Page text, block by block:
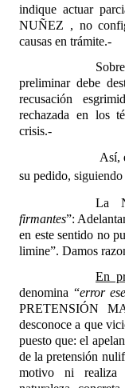
indique actuar
NUÑEZ , no
causas en trámite.-
preliminar debe
recusación
rechazada en los
crisis.-
Así,
su pedido,
La
firmantes”:
en este sentido no
limine”. Damos
En
denomina “error
PRETENSIÓN
desconoce a que
puesto que: el
de la pretensión
motivo ni realiza